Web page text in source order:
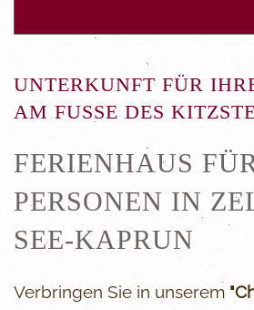
UNTERKUNFT FÜR
AM FUSSE DES
FERIENHAUS
PERSONEN IN
SEE-KAPRUN
Verbringen Sie in unserem